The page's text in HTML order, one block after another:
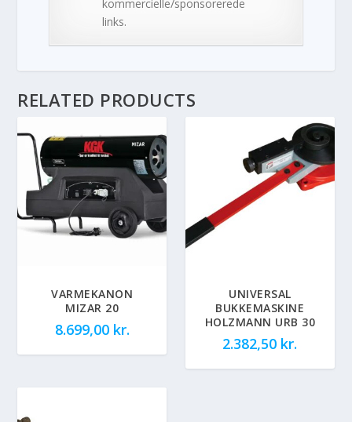
kommercielle/sponsorerede
links.
RELATED PRODUCTS
VARMEKANON
MIZAR 20
8.699,00 kr.
UNIVERSAL
BUKKEMASKINE
HOLZMANN URB 30
2.382,50 kr.